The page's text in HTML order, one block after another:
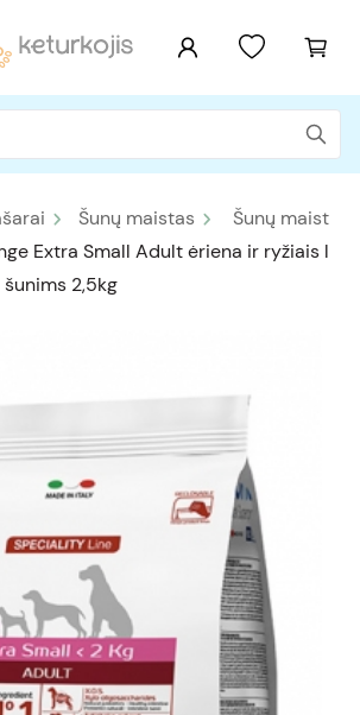
Šunų maistas
Šunų maist
Extra Small Adult ėriena ir ryžiais l
2,5kg